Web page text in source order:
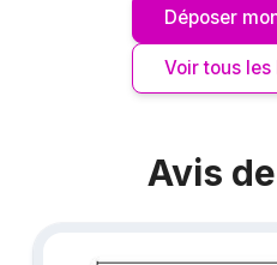
Déposer
Voir tous
Avis